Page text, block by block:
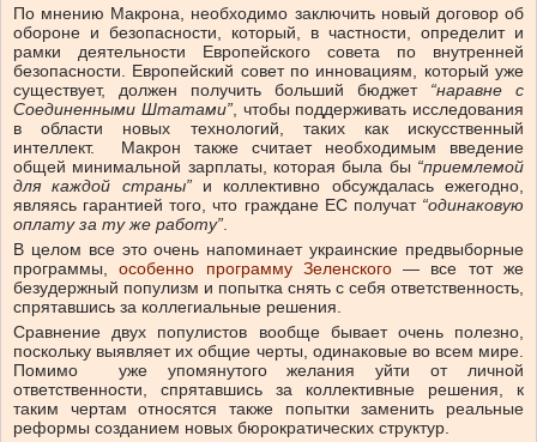
По мнению Макрона, необходимо заключить новый договор об
обороне и безопасности, который, в частности, определит и
рамки деятельности Европейского совета по внутренней
безопасности. Европейский совет по инновациям, который уже
существует, должен получить больший бюджет “наравне с
Соединенными Штатами”, чтобы поддерживать исследования
в области новых технологий, таких как искусственный
интеллект. Макрон также считает необходимым введение
общей минимальной зарплаты, которая была бы “приемлемой
для каждой страны”и коллективно обсуждалась ежегодно,
являясь гарантией того, что граждане ЕС получат “одинаковую
оплату за ту же работу”.
В целом все это очень напоминает украинские предвыборные
программы,особенно программу Зеленского— все тот же
безудержный популизм и попытка снять с себя ответственность,
спрятавшись за коллегиальные решения.
Сравнение двух популистов вообще бывает очень полезно,
поскольку выявляет их общие черты, одинаковые во всем мире.
Помимо уже упомянутого желания уйти от личной
ответственности, спрятавшись за коллективные решения, к
таким чертам относятся также попытки заменить реальные
реформы созданием новых бюрократических структур.